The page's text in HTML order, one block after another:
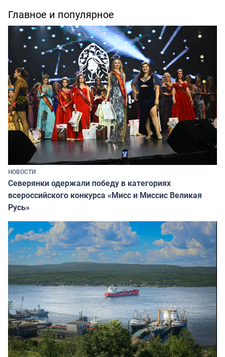
Главное и популярное
НОВОСТИ
Северянки одержали победу в категориях
всероссийского конкурса «Мисс и Миссис Великая
Русь»